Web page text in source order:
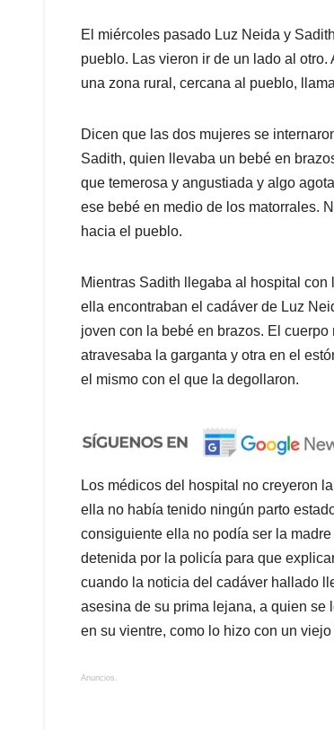
El miércoles pasado Luz Neida y
pueblo. Las vieron ir de un lado al
una zona rural, cercana al pueblo,
Dicen que las dos mujeres se
Sadith, quien llevaba un bebé en
que temerosa y angustiada y algo
ese bebé en medio de los matorrales.
hacia el pueblo.
Mientras Sadith llegaba al hospital
ella encontraban el cadáver de Luz
joven con la bebé en brazos. El
atravesaba la garganta y otra en el
el mismo con el que la degollaron.
Los médicos del hospital no creyeron
ella no había tenido ningún parto
consiguiente ella no podía ser la
detenida por la policía para que
cuando la noticia del cadáver hallado
asesina de su prima lejana, a quien
en su vientre, como lo hizo con un viejo
Anuncios.